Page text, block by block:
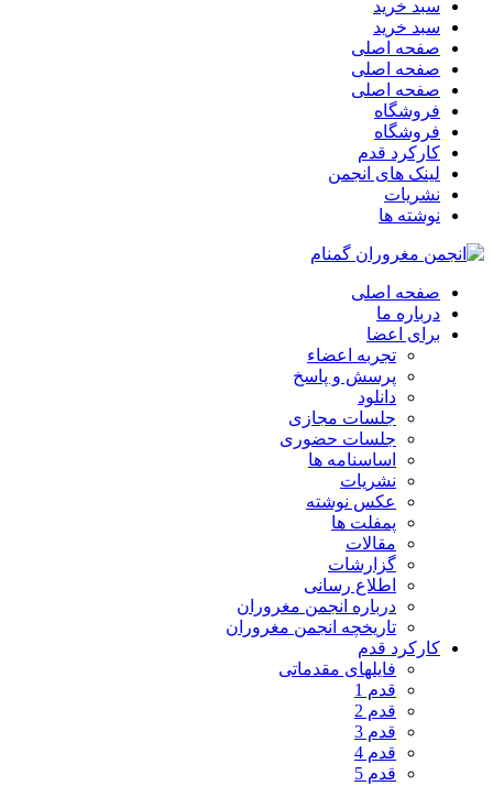
سبد خرید
سبد خرید
صفحه اصلی
صفحه اصلی
صفحه اصلی
فروشگاه
فروشگاه
کارکرد قدم
لینک های انجمن
نشریات
نوشته ها
صفحه اصلی
درباره ما
برای اعضا
تجربه اعضاء
پرسش و پاسخ
دانلود
جلسات مجازی
جلسات حضوری
اساسنامه ها
نشریات
عکس نوشته
پمفلت ها
مقالات
گزارشات
اطلاع رسانی
درباره انجمن مغروران
تاریخچه انجمن مغروران
کارکرد قدم
فایلهای مقدماتی
قدم 1
قدم 2
قدم 3
قدم 4
قدم 5